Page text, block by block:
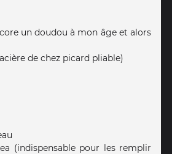
un doudou à mon âge et alors
de chez picard pliable)
(indispensable pour les remplir